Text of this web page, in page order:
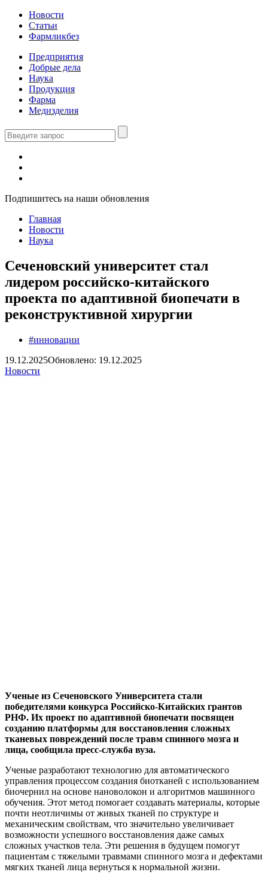
Новости
Статьи
Фармликбез
Предприятия
Добрые дела
Наука
Продукция
Фарма
Медизделия
Подпишитесь на наши обновления
Главная
Новости
Наука
Сеченовский университет стал
лидером российско-китайского
проекта по адаптивной биопечати в
реконструктивной хирургии
#инновации
19.12.2025Обновлено: 19.12.2025
Новости
Ученые из Сеченовского Университета стали
победителями конкурса Российско-Китайских грантов
РНФ. Их проект по адаптивной биопечати посвящен
созданию платформы для восстановления сложных
тканевых повреждений после травм спинного мозга и
лица, сообщила пресс-служба вуза.
Ученые разработают технологию для автоматического
управления процессом создания биотканей с использованием
биочернил на основе нановолокон и алгоритмов машинного
обучения. Этот метод помогает создавать материалы, которые
почти неотличимы от живых тканей по структуре и
механическим свойствам, что значительно увеличивает
возможности успешного восстановления даже самых
сложных участков тела. Эти решения в будущем помогут
пациентам с тяжелыми травмами спинного мозга и дефектами
мягких тканей лица вернуться к нормальной жизни.